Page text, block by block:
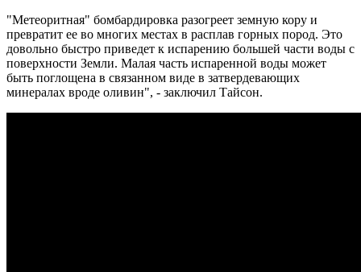
"Метеоритная" бомбардировка разогреет земную кору и
превратит ее во многих местах в расплав горных пород. Это
довольно быстро приведет к испарению большей части воды с
поверхности Земли. Малая часть испаренной воды может
быть поглощена в связанном виде в затвердевающих
минералах вроде оливин", - заключил Тайсон.